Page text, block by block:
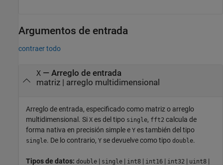
Argumentos de entrada
contraer todo
X— Arreglo de entrada
matriz| arreglo multidimensional
Arreglo de entrada, especificado como matriz o arreglo
multidimensional. Si X es del tipo single, fft2 calcula de
forma nativa en precisión simple e Y es también del tipo
single. De lo contrario, Y se devuelve como tipo double.
Tipos de datos: double | single | int8 | int16 | int32 | uint8 |